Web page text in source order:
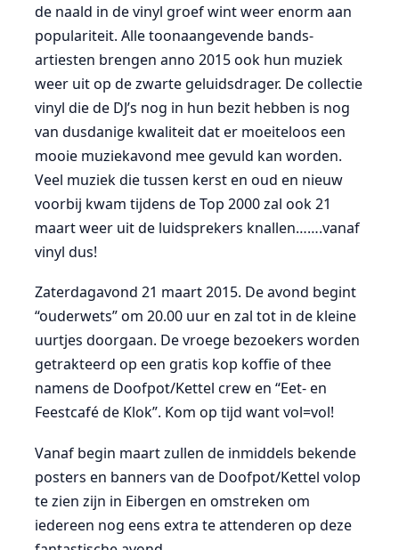
de naald in de vinyl groef wint weer enorm aan
populariteit. Alle toonaangevende bands-
artiesten brengen anno 2015 ook hun muziek
weer uit op de zwarte geluidsdrager. De collectie
vinyl die de DJ’s nog in hun bezit hebben is nog
van dusdanige kwaliteit dat er moeiteloos een
mooie muziekavond mee gevuld kan worden.
Veel muziek die tussen kerst en oud en nieuw
voorbij kwam tijdens de Top 2000 zal ook 21
maart weer uit de luidsprekers knallen…….vanaf
vinyl dus!
Zaterdagavond 21 maart 2015. De avond begint
“ouderwets” om 20.00 uur en zal tot in de kleine
uurtjes doorgaan. De vroege bezoekers worden
getrakteerd op een gratis kop koffie of thee
namens de Doofpot/Kettel crew en “Eet- en
Feestcafé de Klok”. Kom op tijd want vol=vol!
Vanaf begin maart zullen de inmiddels bekende
posters en banners van de Doofpot/Kettel volop
te zien zijn in Eibergen en omstreken om
iedereen nog eens extra te attenderen op deze